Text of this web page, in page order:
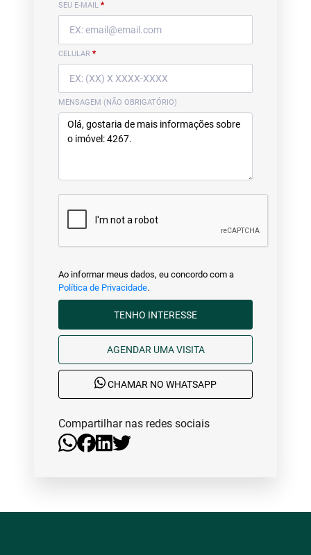
SEU E-MAIL *
CELULAR *
MENSAGEM (NÃO OBRIGATÓRIO)
Ao informar meus dados, eu concordo com a
Política de Privacidade.
TENHO INTERESSE
AGENDAR UMA VISITA
CHAMAR NO WHATSAPP
Compartilhar nas redes sociais